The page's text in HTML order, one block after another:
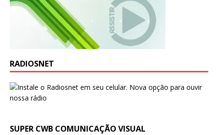
RADIOSNET
SUPER CWB COMUNICAÇÃO VISUAL